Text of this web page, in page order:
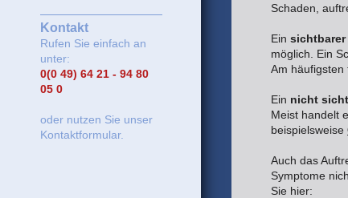
Kontakt
Rufen Sie einfach an
unter:
0(0 49) 64 21 - 94 80
05 0
oder nutzen Sie unser
Kontaktformular.
Schaden,
Ein sichtbarer
möglich. Ein
Am häufigsten
Ein nicht
Meist handelt
beispielsweise
Auch das
Symptome
Sie hier: